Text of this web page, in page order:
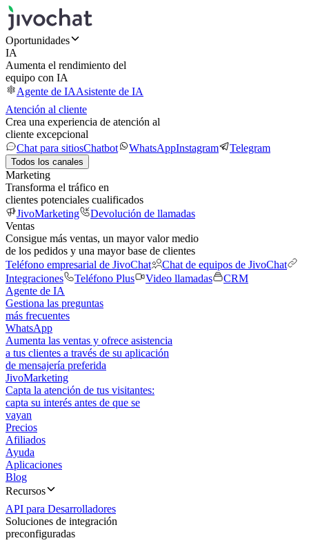
Oportunidades
IA
Aumenta el rendimiento del
equipo con IA
Agente de IAAsistente de IA
Atención al cliente
Crea una experiencia de atención al
cliente excepcional
Chat para sitiosChatbot WhatsAppInstagram Telegram
Todos los canales
Marketing
Transforma el tráfico en
clientes potenciales cualificados
JivoMarketing
Devolución de llamadas
Ventas
Consigue más ventas, un mayor valor medio
de los pedidos y una mayor base de clientes
Teléfono empresarial de JivoChat
Chat de equipos de JivoChat
Integraciones
Teléfono Plus Video llamadas
CRM
Agente de IA
Gestiona las preguntas
más frecuentes
WhatsApp
Aumenta las ventas y ofrece asistencia
a tus clientes a través de su aplicación
de mensajería preferida
JivoMarketing
Capta la atención de tus visitantes:
capta su interés antes de que se
vayan
Precios
Afiliados
Ayuda
Aplicaciones
Blog
Recursos
API para Desarrolladores
Soluciones de integración
preconfiguradas